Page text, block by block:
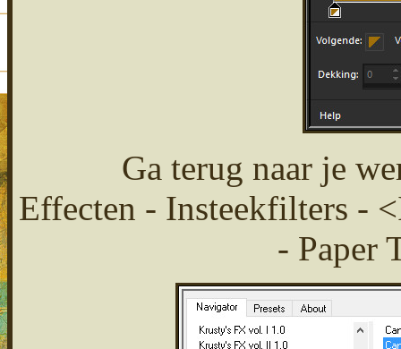
Ga terug naar je
Effecten - Insteekfilters -
- Paper